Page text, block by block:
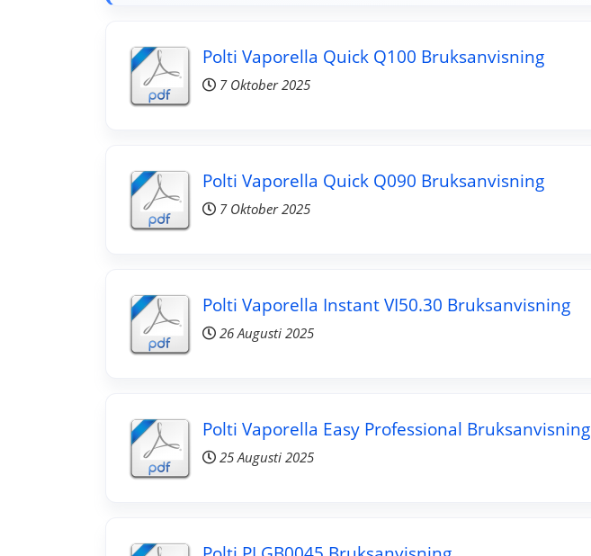
Polti Vaporella Quick Q100 Bruksanvisning
7 Oktober 2025
Polti Vaporella Quick Q090 Bruksanvisning
7 Oktober 2025
Polti Vaporella Instant VI50.30 Bruksanvisning
26 Augusti 2025
Polti Vaporella Easy Professional Bruksanvisning
25 Augusti 2025